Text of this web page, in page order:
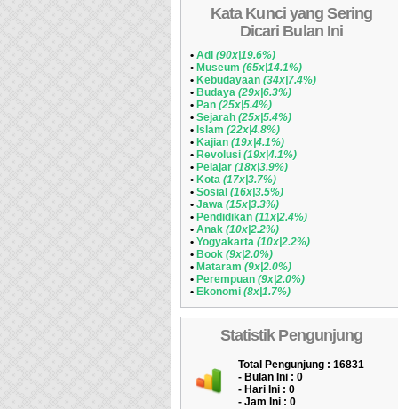
Kata Kunci yang Sering
Dicari Bulan Ini
• Adi (90x|19.6%)
• Museum (65x|14.1%)
• Kebudayaan (34x|7.4%)
• Budaya (29x|6.3%)
• Pan (25x|5.4%)
• Sejarah (25x|5.4%)
• Islam (22x|4.8%)
• Kajian (19x|4.1%)
• Revolusi (19x|4.1%)
• Pelajar (18x|3.9%)
• Kota (17x|3.7%)
• Sosial (16x|3.5%)
• Jawa (15x|3.3%)
• Pendidikan (11x|2.4%)
• Anak (10x|2.2%)
• Yogyakarta (10x|2.2%)
• Book (9x|2.0%)
• Mataram (9x|2.0%)
• Perempuan (9x|2.0%)
• Ekonomi (8x|1.7%)
Statistik Pengunjung
Total Pengunjung : 16831
- Bulan Ini : 0
- Hari Ini : 0
- Jam Ini : 0